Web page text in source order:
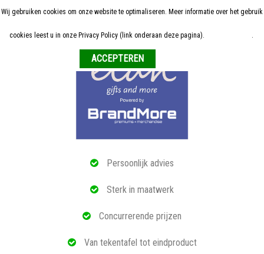
Persoonlijk advies
Sterk in maatwerk
Concurrerende prijzen
Van tekentafel tot eindproduct
Home
ALLE RELATIEGESCHENKEN
Wij gebruiken cookies om onze website te optimaliseren. Meer informatie over het gebruik
cookies leest u in onze Privacy Policy (link onderaan deze pagina). .